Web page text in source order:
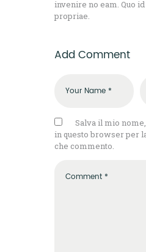
invenire no eam. Quo
propriae.
Add Comment
Salva il mio
in questo browser per
che commento.